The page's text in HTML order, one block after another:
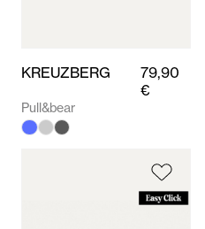
KREUZBERG
79,90
€
Pull&bear